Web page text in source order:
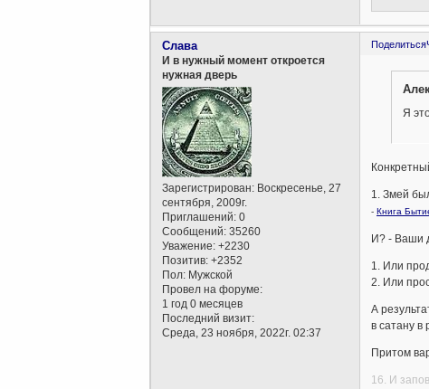
Поделиться
Слава
И в нужный момент откроется
нужная дверь
Зарегистрирован: Воскресенье, 27
сентября, 2009г.
Приглашений: 0
Сообщений: 35260
Уважение: +2230
Позитив: +2352
Пол: Мужской
Провел на форуме:
1 год 0 месяцев
Последний визит:
Среда, 23 ноября, 2022г. 02:37
Я
1. Змей
- Книга
И? - Ваши
1. Или
2. Или
А
в сатану в
Притом
16. И